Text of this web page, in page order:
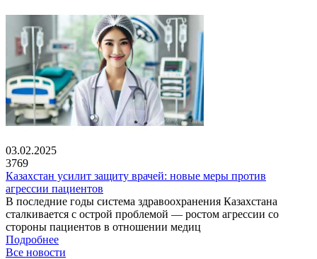
03.02.2025
3769
Казахстан усилит защиту врачей: новые меры против
агрессии пациентов
В последние годы система здравоохранения Казахстана
сталкивается с острой проблемой — ростом агрессии со
стороны пациентов в отношении медиц
Подробнее
Все новости